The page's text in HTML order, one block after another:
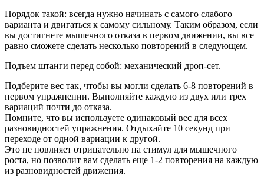
Порядок такой: всегда нужно начинать с самого слабого
варианта и двигаться к самому сильному. Таким образом, если
вы достигнете мышечного отказа в первом движении, вы все
равно сможете сделать несколько повторений в следующем.
Подъем штанги перед собой: механический дроп-сет.
Подберите вес так, чтобы вы могли сделать 6-8 повторений в
первом упражнении. Выполняйте каждую из двух или трех
вариаций почти до отказа.
Помните, что вы используете одинаковый вес для всех
разновидностей упражнения. Отдыхайте 10 секунд при
переходе от одной вариации к другой.
Это не повлияет отрицательно на стимул для мышечного
роста, но позволит вам сделать еще 1-2 повторения на каждую
из разновидностей движения.